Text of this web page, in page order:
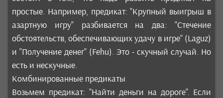
простые. Например, предикат: "Крупный выигрыш в
азартную игру" разбивается на два: "Стечение
обстоятельств, обеспечивающих удачу в игре" (Laguz)
и "Получение денег" (Fehu). Это - скучный случай. Но
есть и нескучные.
Комбинированные предикаты
Возьмем предикат: "Найти деньги на дороге". Если